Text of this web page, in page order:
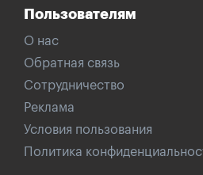
Пользователям
О нас
Обратная связь
Сотрудничество
Реклама
Условия пользования
Политика